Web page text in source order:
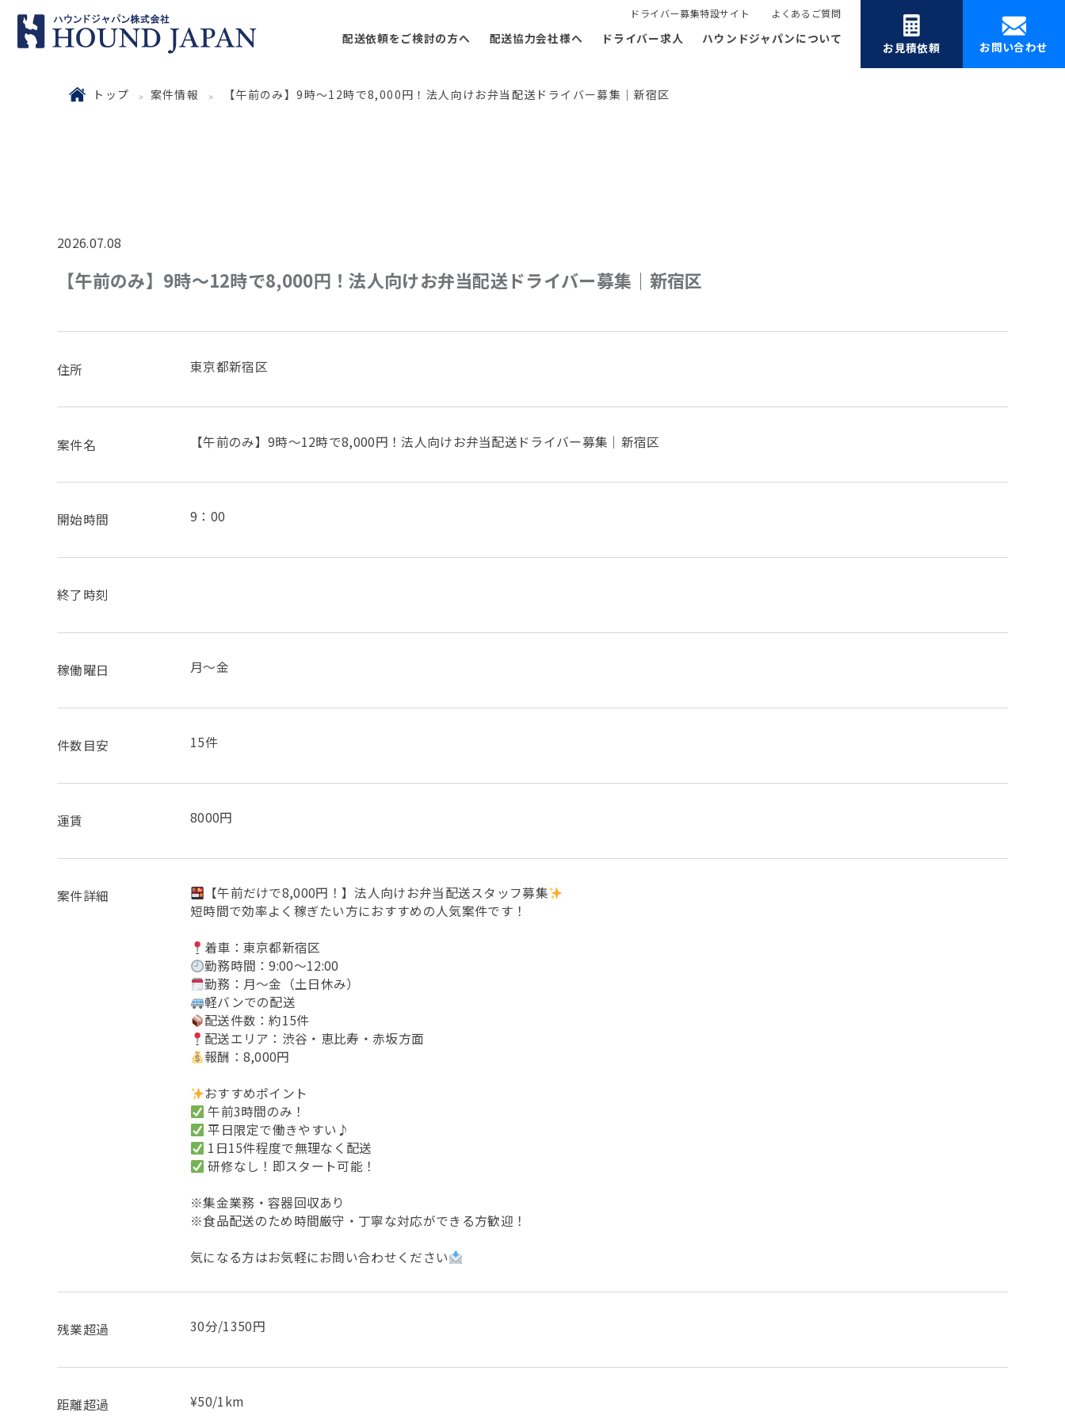
ドライバー募集特設サイト よくあるご質問
配送依頼をご検討の方へ 配送協力会社様へ ドライバー求人 ハウンドジャパンについて
お見積依頼 お問い合わせ
トップ 案件情報 【午前のみ】9時～12時で8,000円！法人向けお弁当配送ドライバー募集｜新宿区
2026.07.08
【午前のみ】9時～12時で8,000円！法人向けお弁当配送ドライバー募集｜新宿区
住所 東京都新宿区
案件名 【午前のみ】9時～12時で8,000円！法人向けお弁当配送ドライバー募集｜新宿区
開始時間 9：00
終了時刻
稼働曜日 月～金
件数目安 15件
運賃 8000円
案件詳細
【午前だけで8,000円！】法人向けお弁当配送スタッフ募集
短時間で効率よく稼ぎたい方におすすめの人気案件です！
着車：東京都新宿区
勤務時間：9:00～12:00
勤務：月～金（土日休み）
軽バンでの配送
配送件数：約15件
配送エリア：渋谷・恵比寿・赤坂方面
報酬：8,000円
おすすめポイント
午前3時間のみ！
平日限定で働きやすい♪
1日15件程度で無理なく配送
研修なし！即スタート可能！
※集金業務・容器回収あり
※食品配送のため時間厳守・丁寧な対応ができる方歓迎！
気になる方はお気軽にお問い合わせください
残業超過 30分/1350円
距離超過 ¥50/1km